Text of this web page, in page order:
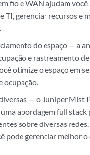
fio e WAN ajudam você
TI, gerenciar recursos e
do espaço — a
e rastreamento
otimize o espaço em
ocupação.
— o Juniper Mist
abordagem full stack
sobre diversas redes.
pode gerenciar melhor